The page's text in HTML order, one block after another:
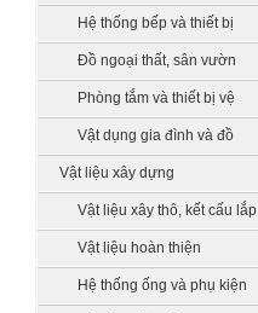
Hệ thống bếp và thiết bị
Đồ ngoại thất, sân vườn
Phòng tắm và thiết bị vệ
Vật dụng gia đình và đồ
làm vườn
Vật liệu xây dựng
Vật liệu xây thô, kết cấu lắp
Vật liệu hoàn thiện
Hệ thống ống và phụ kiện